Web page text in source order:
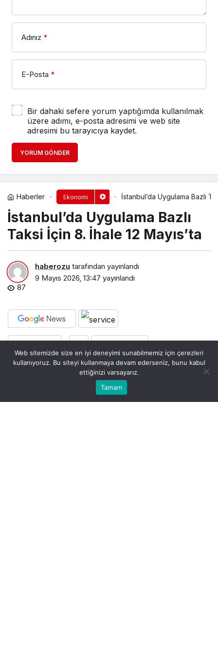
Adınız *
E-Posta *
Bir dahaki sefere yorum yaptığımda kullanılmak
üzere adımı, e-posta adresimi ve web site
adresimi bu tarayıcıya kaydet.
YORUM GÖNDER
Haberler Ekonomi İstanbul’da Uygulama Bazlı
İstanbul’da Uygulama Bazlı
Taksi İçin 8. İhale 12 Mayıs’ta
haberozu tarafından yayınlandı
9 Mayıs 2026, 13:47 yayınlandı
87
İBB’nin Uygulama Bazlı Taksi modeli
büyümeye ve İstanbul genelinde
yaygınlaşmaya devam ederken, sistemin yeni
Bu web sitesinde en iyi deneyimi yaşamanızı sağlamak
Web sitemizde size en iyi deneyimi sunabilmemiz için çerezleri
kullanıyoruz. Bu siteyi kullanmaya devam ederseniz, bunu kabul
ettiğinizi varsayarız.
Tamam